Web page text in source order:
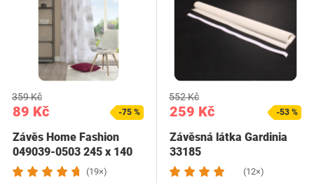
89 Kč
359 Kč
-75 %
Závěs Home Fashion
049039-0503 245 x 140
cm
(19×)
259 Kč
552 Kč
-53 %
Závěsná látka Gardinia
33185
(12×)